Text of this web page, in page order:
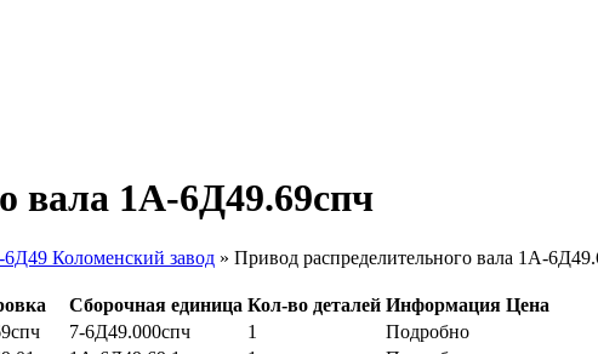
вала 1А-6Д49.69спч
6Д49 Коломенский завод » Привод распределительного вала 1А-
Сборочная единица Кол-во деталей Информация Цена
7-6Д49.000спч 1
Подробно